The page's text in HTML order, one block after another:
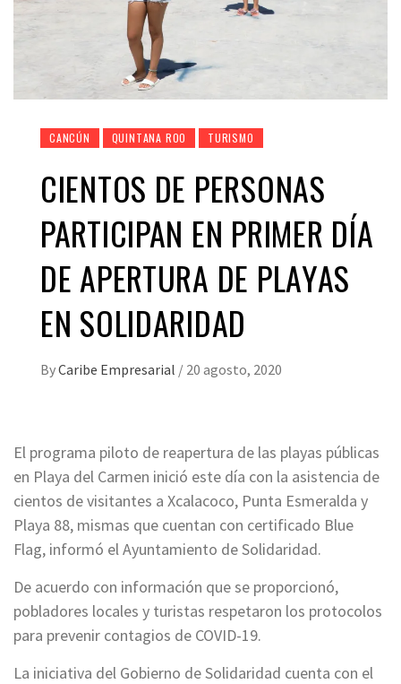
CANCÚN QUINTANA ROO TURISMO
CIENTOS DE PERSONAS
PARTICIPAN EN PRIMER DÍA
DE APERTURA DE PLAYAS
EN SOLIDARIDAD
ByCaribe Empresarial / 20 agosto, 2020
El programa piloto de reapertura de las playas públicas
en Playa del Carmen inició este día con la asistencia de
cientos de visitantes a Xcalacoco, Punta Esmeralda y
Playa 88, mismas que cuentan con certificado Blue
Flag, informó el Ayuntamiento de Solidaridad.
De acuerdo con información que se proporcionó,
pobladores locales y turistas respetaron los protocolos
para prevenir contagios de COVID-19.
La iniciativa del Gobierno de Solidaridad cuenta con el